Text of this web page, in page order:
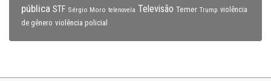
pública STF Sérgio Moro telenovela Televisão Temer Trump violência
de gênero violência policial